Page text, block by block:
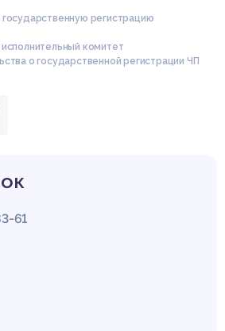
регистрацию
комитет
о государственной регистрации ЧП
61